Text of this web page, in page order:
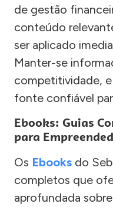
de gestão
conteúdo
ser aplicado
Manter-se
competitividade,
fonte confiável
Ebooks: Guias
para
Os Ebooks do
completos que
aprofundada